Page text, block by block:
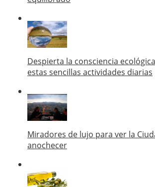
Despierta la consciencia
estas sencillas actividades diarias
Miradores de lujo para ver la
anochecer